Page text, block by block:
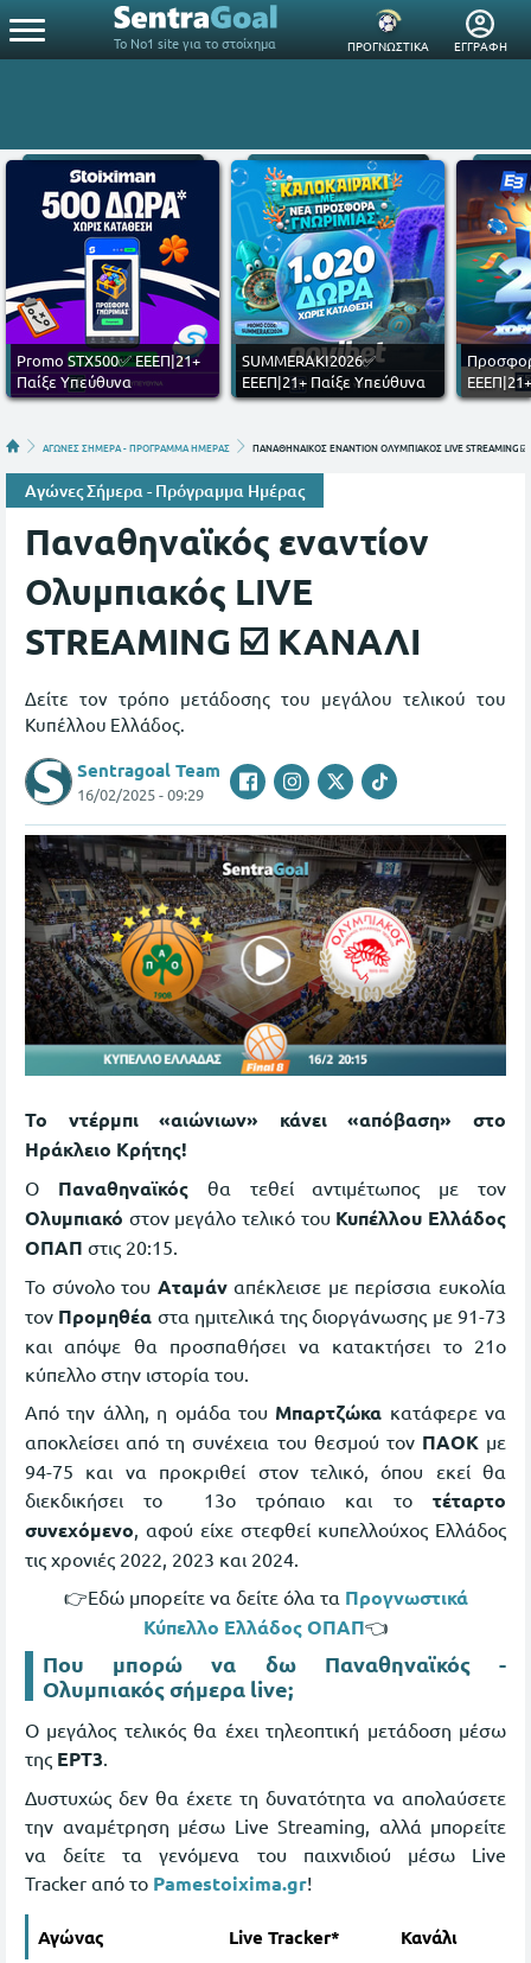
Το Νο1 site για το στοίχημα ΠΡΟΓΝΩΣΤΙΚΑ ΕΓΓΡΑΦΗ
Promo STX500✅ ΕΕΕΠ|21+
Παίξε Υπεύθυνα
SUMMERAKI2026✅
ΕΕΕΠ|21+ Παίξε Υπεύθυνα
ΑΓΩΝΕΣ ΣΗΜΕΡΑ - ΠΡΟΓΡΑΜΜΑ ΗΜΕΡΑΣ ΠΑΝΑΘΗΝΑΙΚΟΣ ΕΝΑΝΤΙΟΝ ΟΛΥΜΠΙΑΚΟΣ LIVE STREAMING ☑️
Αγώνες Σήμερα - Πρόγραμμα Ημέρας
Παναθηναϊκός εναντίον
Ολυμπιακός LIVE
STREAMING ☑️ ΚΑΝΑΛΙ
Δείτε τον τρόπο μετάδοσης του μεγάλου τελικού του
Κυπέλλου Ελλάδος.
Sentragoal Team
16/02/2025 - 09:29
Το ντέρμπι «αιώνιων» κάνει «απόβαση» στο
Ηράκλειο Κρήτης!
Ο Παναθηναϊκός θα τεθεί αντιμέτωπος με τον
Ολυμπιακό στον μεγάλο τελικό του Κυπέλλου Ελλάδος
ΟΠΑΠ στις 20:15.
Το σύνολο του Αταμάναπέκλεισε με περίσσια ευκολία
τον Προμηθέα στα ημιτελικά της διοργάνωσης με 91-73
και απόψε θα προσπαθήσει να κατακτήσει το 21ο
κύπελλο στην ιστορία του.
Από την άλλη, η ομάδα του Μπαρτζώκα κατάφερε να
αποκλείσει από τη συνέχεια του θεσμού τον ΠΑΟΚ με
94-75 και να προκριθεί στον τελικό, όπου εκεί θα
διεκδικήσει το 13ο τρόπαιο και τοτέταρτο
συνεχόμενο, αφού είχε στεφθεί κυπελλούχος Ελλάδος
τις χρονιές 2022, 2023 και 2024.
👉Εδώ μπορείτε να δείτε όλα τα Προγνωστικά
Κύπελλο Ελλάδος ΟΠΑΠ👈
Που μπορώ να δω Παναθηναϊκός -
Ολυμπιακός σήμερα live;
Ο μεγάλος τελικός θα έχει τηλεοπτική μετάδοση μέσω
της ΕΡΤ3.
Δυστυχώς δεν θα έχετε τη δυνατότητα να απολαύσετε
την αναμέτρηση μέσω Live Streaming, αλλά μπορείτε
να δείτε τα γενόμενα του παιχνιδιού μέσω Live
Tracker από το Pamestoixima.gr!
Αγώνας Live Tracker* Κανάλι